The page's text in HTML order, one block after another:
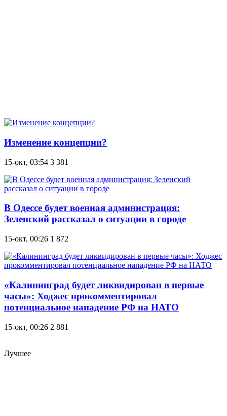
Изменение концепции?
15-окт, 03:54 3 381
В Одессе будет военная администрация:
Зеленский рассказал о ситуации в городе
15-окт, 00:26 1 872
«Калининград будет ликвидирован в первые
часы»: Ходжес прокомментировал
потенциальное нападение РФ на НАТО
15-окт, 00:26 2 881
Лучшее